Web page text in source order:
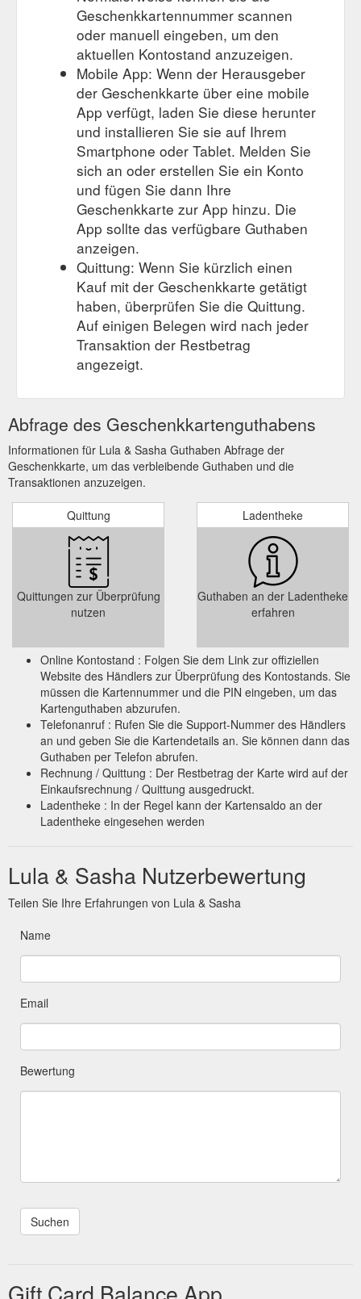
Geschenkkartennummer scannen
oder manuell eingeben, um den
aktuellen Kontostand anzuzeigen.
Mobile App: Wenn der Herausgeber
der Geschenkkarte über eine mobile
App verfügt, laden Sie diese herunter
und installieren Sie sie auf Ihrem
Smartphone oder Tablet. Melden Sie
sich an oder erstellen Sie ein Konto
und fügen Sie dann Ihre
Geschenkkarte zur App hinzu. Die
App sollte das verfügbare Guthaben
anzeigen.
Quittung: Wenn Sie kürzlich einen
Kauf mit der Geschenkkarte getätigt
haben, überprüfen Sie die Quittung.
Auf einigen Belegen wird nach jeder
Transaktion der Restbetrag
angezeigt.
Abfrage des Geschenkkartenguthabens
Informationen für Lula & Sasha Guthaben Abfrage der
Geschenkkarte, um das verbleibende Guthaben und die
Transaktionen anzuzeigen.
Quittung
Quittungen zur Überprüfung
nutzen
Ladentheke
Guthaben an der Ladentheke
erfahren
Online Kontostand : Folgen Sie dem Link zur offiziellen
Website des Händlers zur Überprüfung des Kontostands. Sie
müssen die Kartennummer und die PIN eingeben, um das
Kartenguthaben abzurufen.
Telefonanruf : Rufen Sie die Support-Nummer des Händlers
an und geben Sie die Kartendetails an. Sie können dann das
Guthaben per Telefon abrufen.
Rechnung / Quittung : Der Restbetrag der Karte wird auf der
Einkaufsrechnung / Quittung ausgedruckt.
Ladentheke : In der Regel kann der Kartensaldo an der
Ladentheke eingesehen werden
Lula & Sasha Nutzerbewertung
Teilen Sie Ihre Erfahrungen von Lula & Sasha
Name
Email
Bewertung